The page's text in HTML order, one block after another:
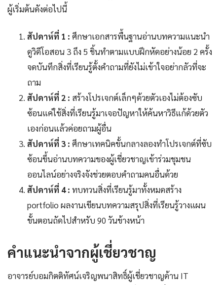
ผู้เริ่มต้นดังต่อไปนี้
สัปดาห์ที่ 1 : ศึกษาเอกสารพื้นฐานอ่านบทความแนะนำ
ดูวิดีโอสอน 3 ถึง 5 ชิ้นทำตามแบบฝึกหัดอย่างน้อย 2 ครั้ง
จดบันทึกสิ่งที่เรียนรู้ตั้งคำถามที่ยังไม่เข้าใจอย่ากลัวที่จะ
ถาม
สัปดาห์ที่ 2 : สร้างโปรเจกต์เล็กๆด้วยตัวเองไม่ต้องซับ
ซ้อนแค่ใช้สิ่งที่เรียนรู้มาเจอปัญหาให้ค้นหาวิธีแก้ด้วยตัว
เองก่อนแล้วค่อยถามผู้อื่น
สัปดาห์ที่ 3 : ศึกษาเทคนิคขั้นกลางลองทำโปรเจกต์ที่ซับ
ซ้อนขึ้นอ่านบทความของผู้เชี่ยวชาญเข้าร่วมชุมชน
ออนไลน์อย่างจริงจังช่วยตอบคำถามคนอื่นด้วย
สัปดาห์ที่ 4 : ทบทวนสิ่งที่เรียนรู้มาทั้งหมดสร้าง
portfolio ผลงานเขียนบทความสรุปสิ่งที่เรียนรู้วางแผน
ขั้นตอนถัดไปสำหรับ 90 วันข้างหน้า
คำแนะนำจากผู้เชี่ยวชาญ
อาจารย์บอมกิตติทัศน์เจริญพนาสิทธิ์ผู้เชี่ยวชาญด้าน IT